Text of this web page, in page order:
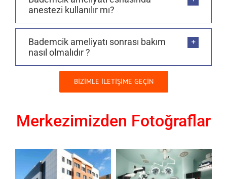
anestezi kullanılır mı?
Bademcik ameliyatı sonrası bakım
nasıl olmalıdır ?
BİZİMLE İLETİŞİME GEÇİN
Merkezimizden Fotoğraflar